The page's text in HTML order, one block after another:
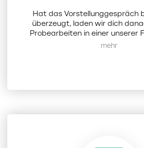
Hat das Vorstellunggespräch
überzeugt, laden wir dich
Probearbeiten in einer unserer
erhältst du einen direktenMehr anzeigen